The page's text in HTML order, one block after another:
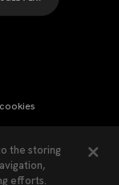
the storing
efforts.